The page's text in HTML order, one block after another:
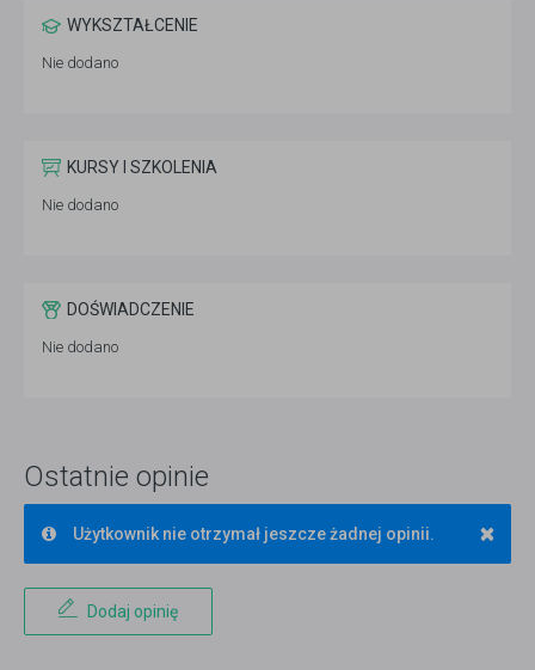
WYKSZTAŁCENIE
Nie dodano
KURSY I SZKOLENIA
Nie dodano
DOŚWIADCZENIE
Nie dodano
Ostatnie opinie
×
Użytkownik nie otrzymał jeszcze żadnej opinii.
Dodaj opinię